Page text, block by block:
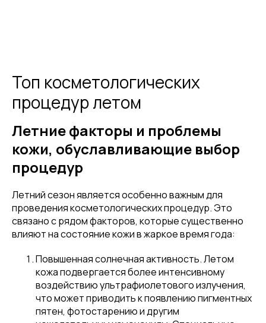
Топ косметологических
процедур летом
Летние факторы и проблемы
кожи, обуславливающие выбор
процедур
Летний сезон является особенно важным для
проведения косметологических процедур. Это
связано с рядом факторов, которые существенно
влияют на состояние кожи в жаркое время года:
Повышенная солнечная активность. Летом
кожа подвергается более интенсивному
воздействию ультрафиолетового излучения,
что может приводить к появлению пигментных
пятен, фотостарению и другим